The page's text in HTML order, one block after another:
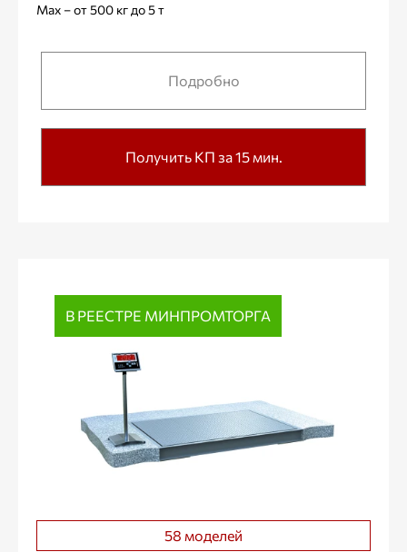
Max – от 500 кг до 5 т
Подробно
Получить КП за 15 мин.
В РЕЕСТРЕ МИНПРОМТОРГА
58 моделей